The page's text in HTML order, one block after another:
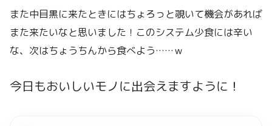
また中目黒に来たときにはちょろっと覗いて機会があれば
また来たいなと思いました！このシステム少食には辛い
な、次はちょうちんから食べよう……ｗ
今日もおいしいモノに出会えますように！